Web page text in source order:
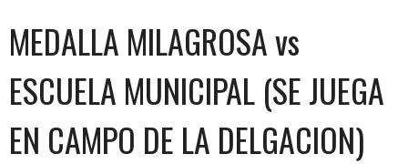
MEDALLA MILAGROSA vs
ESCUELA MUNICIPAL (SE JUEGA
EN CAMPO DE LA DELGACION)